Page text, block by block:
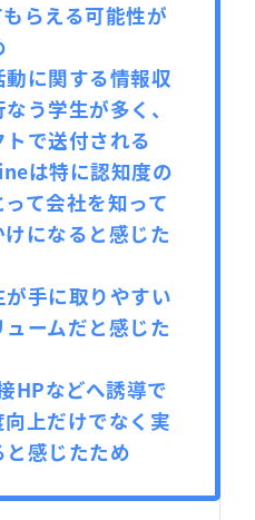
らえる可能性が
に関する情報収
う学生が多く、
で送付される
は特に認知度の
て会社を知って
になると感じた
手に取りやすい
ームだと感じた
HPなどへ誘導で
上だけでなく実
感じたため